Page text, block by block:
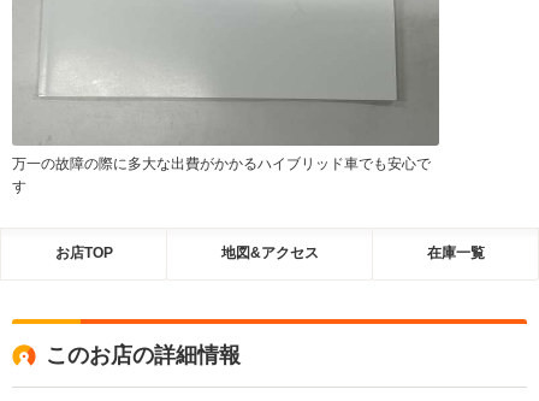
万一の故障の際に多大な出費がかかるハイブリッド車でも安心で
す
お店TOP 地図&アクセス 在庫一覧
このお店の詳細情報